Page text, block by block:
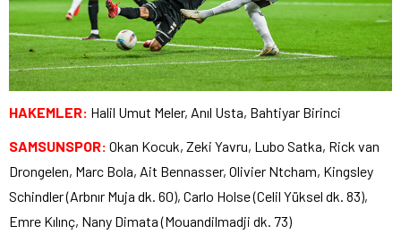
HAKEMLER: Halil Umut Meler, Anıl Usta, Bahtiyar Birinci
SAMSUNSPOR: Okan Kocuk, Zeki Yavru, Lubo Satka, Rick van
Drongelen, Marc Bola, Ait Bennasser, Olivier Ntcham, Kingsley
Schindler (Arbnır Muja dk. 60), Carlo Holse (Celil Yüksel dk. 83),
Emre Kılınç, Nany Dimata (Mouandilmadji dk. 73)